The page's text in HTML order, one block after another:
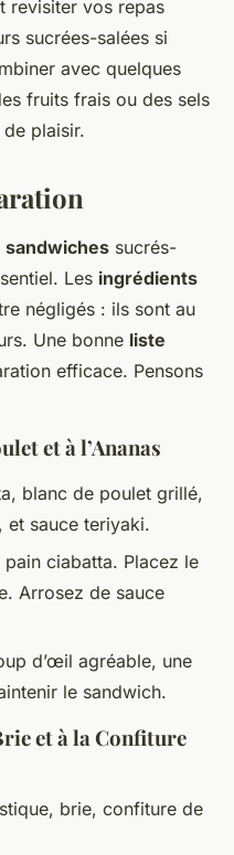
revisiter vos repas
sucrées-salées si
avec quelques
fruits frais ou des sels
plaisir.
sucrés-
Les ingrédients
négligés : ils sont au
Une bonne liste
efficace. Pensons
et à l’Ananas
blanc de poulet grillé,
et sauce teriyaki.
pain ciabatta. Placez le
Arrosez de sauce
d’œil agréable, une
le sandwich.
et à la Confiture
brie, confiture de